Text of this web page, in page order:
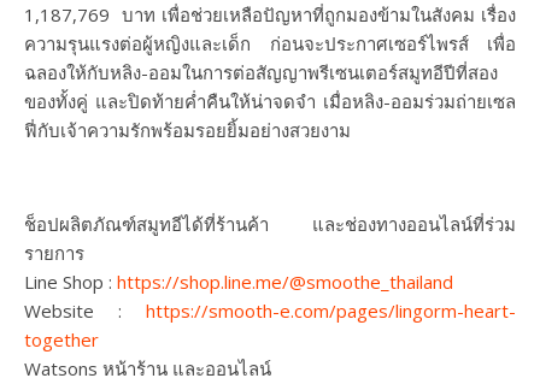
1,187,769 บาท เพื่อช่วยเหลือปัญหาที่ถูกมองข้ามในสังคม เรื่อง
ความรุนแรงต่อผู้หญิงและเด็ก ก่อนจะประกาศเซอร์ไพรส์ เพื่อ
ฉลองให้กับหลิง-ออมในการต่อสัญญาพรีเซนเตอร์สมูทอีปีที่สอง
ของทั้งคู่ และปิดท้ายค่ำคืนให้น่าจดจำ เมื่อหลิง-ออมร่วมถ่ายเซล
ฟี่กับเจ้าความรักพร้อมรอยยิ้มอย่างสวยงาม
ช็อปผลิตภัณฑ์สมูทอีได้ที่ร้านค้า และช่องทางออนไลน์ที่ร่วม
รายการ
Line Shop : https://shop.line.me/@smoothe_thailand
Website : https://smooth-e.com/pages/lingorm-heart-
together
Watsons หน้าร้าน และออนไลน์